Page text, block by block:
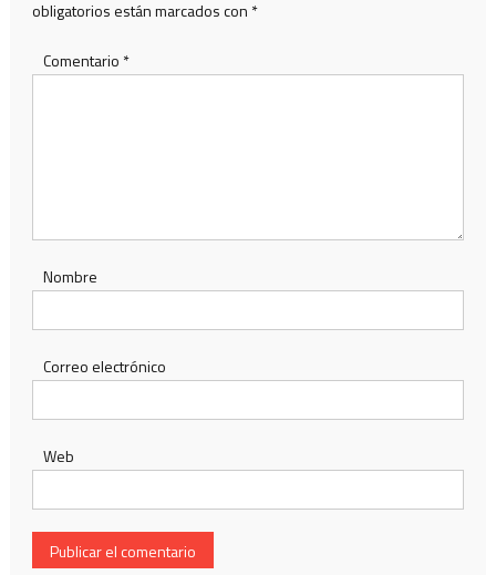
obligatorios están marcados con *
Comentario *
Nombre
Correo electrónico
Web